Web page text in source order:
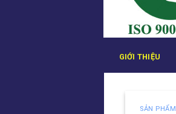
GIỚI THIỆU
SẢN PHẨM